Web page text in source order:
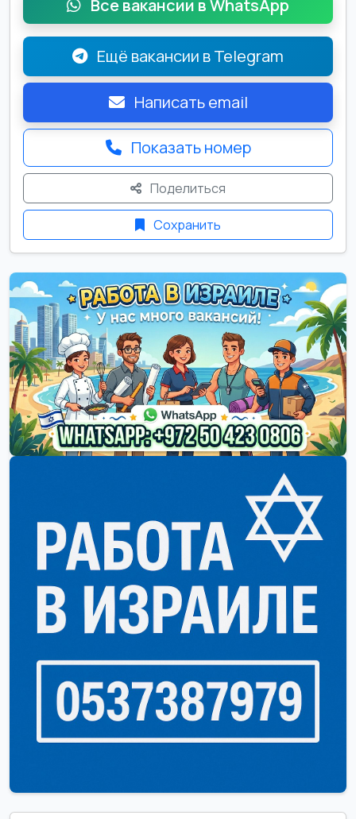
Все вакансии в WhatsApp
Ещё вакансии в Telegram
Написать email
Показать номер
Поделиться
Сохранить